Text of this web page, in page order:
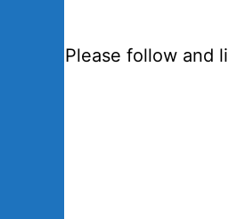
Please follow and